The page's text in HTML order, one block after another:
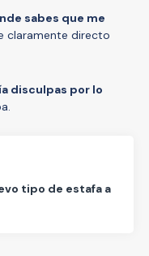
sabes que me
claramente directo
disculpas por lo
tipo de estafa a